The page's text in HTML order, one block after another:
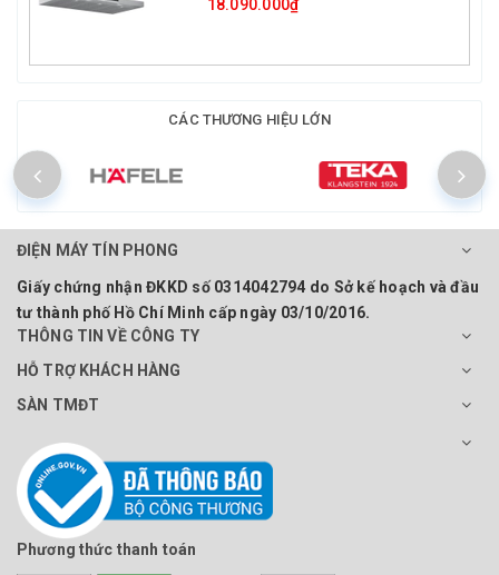
18.090.000₫
CÁC THƯƠNG HIỆU LỚN
ĐIỆN MÁY TÍN PHONG
Giấy chứng nhận ĐKKD số 0314042794 do Sở kế hoạch và đầu
tư thành phố Hồ Chí Minh cấp ngày 03/10/2016.
THÔNG TIN VỀ CÔNG TY
HỖ TRỢ KHÁCH HÀNG
SÀN TMĐT
Phương thức thanh toán